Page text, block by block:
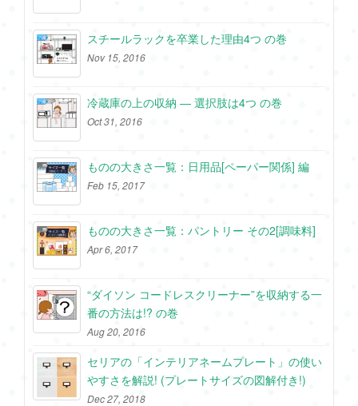
スチールラックを卒業した理由4つ の巻
Nov 15, 2016
冷蔵庫の上の収納 ― 選択肢は4つ の巻
Oct 31, 2016
ものの大きさ一覧：日用品[ペーパー関係] 編
Feb 15, 2017
ものの大きさ一覧：パントリー その2[調味料]
Apr 6, 2017
“ダイソン コードレスクリーナー”を収納する一
番の方法は!? の巻
Aug 20, 2016
セリアの「インテリアネームプレート」の使い
やすさを解説! (プレートサイズの図解付き!)
Dec 27, 2018